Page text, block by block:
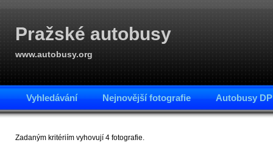
Pražské autobusy
www.autobusy.org
Vyhledávání Nejnovější fotografie Autobusy
Zadaným kritériím vyhovují 4 fotografie.